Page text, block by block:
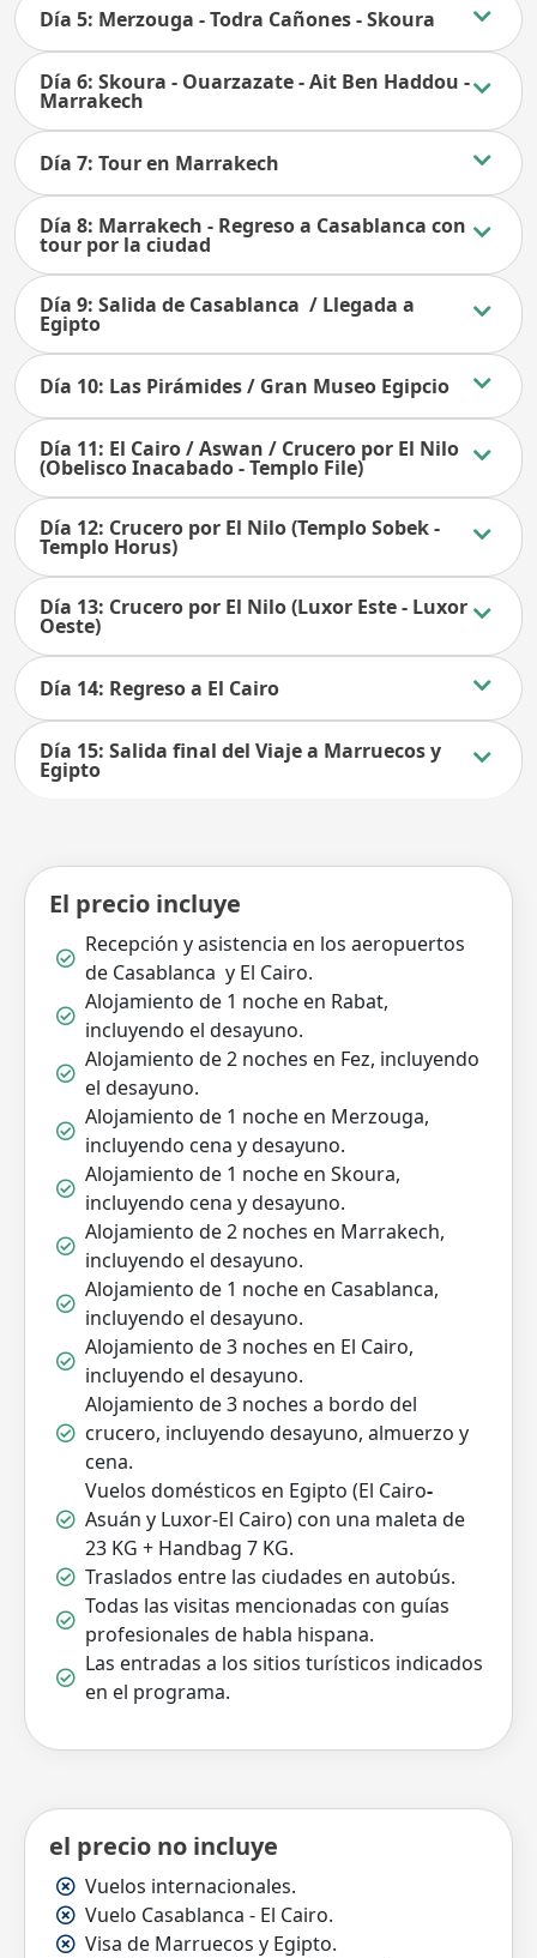
Día 5: Merzouga - Todra Cañones - Skoura
Día 6: Skoura - Ouarzazate - Ait Ben Haddou -
Marrakech
Día 7: Tour en Marrakech
Día 8: Marrakech - Regreso a Casablanca con
tour por la ciudad
Día 9: Salida de Casablanca / Llegada a
Egipto
Día 10: Las Pirámides / Gran Museo Egipcio
Día 11: El Cairo / Aswan / Crucero por El Nilo
(Obelisco Inacabado - Templo File)
Día 12: Crucero por El Nilo (Templo Sobek -
Templo Horus)
Día 13: Crucero por El Nilo (Luxor Este - Luxor
Oeste)
Día 14: Regreso a El Cairo
Día 15: Salida final del Viaje a Marruecos y
Egipto
El precio incluye
Recepción y asistencia en los aeropuertos
de Casablanca y El Cairo.
Alojamiento de 1 noche en Rabat,
incluyendo el desayuno.
Alojamiento de 2 noches en Fez, incluyendo
el desayuno.
Alojamiento de 1 noche en Merzouga,
incluyendo cena y desayuno.
Alojamiento de 1 noche en Skoura,
incluyendo cena y desayuno.
Alojamiento de 2 noches en Marrakech,
incluyendo el desayuno.
Alojamiento de 1 noche en Casablanca,
incluyendo el desayuno.
Alojamiento de 3 noches en El Cairo,
incluyendo el desayuno.
Alojamiento de 3 noches a bordo del
crucero, incluyendo desayuno, almuerzo y
cena.
Vuelos domésticos en Egipto (El Cairo-
Asuán y Luxor-El Cairo) con una maleta de
23 KG + Handbag 7 KG.
Traslados entre las ciudades en autobús.
Todas las visitas mencionadas con guías
profesionales de habla hispana.
Las entradas a los sitios turísticos indicados
en el programa.
el precio no incluye
Vuelos internacionales.
Vuelo Casablanca - El Cairo.
Visa de Marruecos y Egipto.